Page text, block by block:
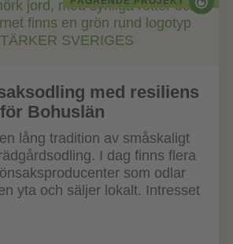
med resiliens
Bohuslän
lång tradition av småskaligt
I dag finns flera
som odlar
yta och säljer lokalt. Intresset